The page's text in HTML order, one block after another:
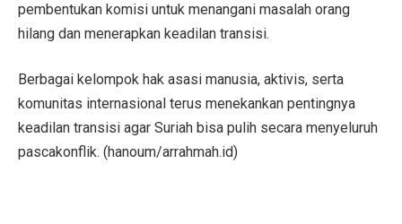
pembentukan komisi untuk menangani masalah orang
hilang dan menerapkan keadilan transisi.
Berbagai kelompok hak asasi manusia, aktivis, serta
komunitas internasional terus menekankan pentingnya
keadilan transisi agar Suriah bisa pulih secara menyeluruh
pascakonflik. (hanoum/arrahmah.id)